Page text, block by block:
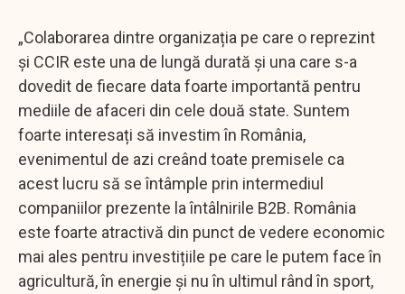
„Colaborarea dintre organizația pe care o reprezint
și CCIR este una de lungă durată și una care s-a
dovedit de fiecare data foarte importantă pentru
mediile de afaceri din cele două state. Suntem
foarte interesați să investim în România,
evenimentul de azi creând toate premisele ca
acest lucru să se întâmple prin intermediul
companiilor prezente la întâlnirile B2B. România
este foarte atractivă din punct de vedere economic
mai ales pentru investițiile pe care le putem face în
agricultură, în energie și nu în ultimul rând în sport,